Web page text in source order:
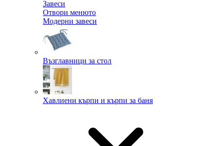
Завеси
Отвори менюто
Модерни завеси
Възглавници за стол
Хавлиени кърпи и кърпи за баня